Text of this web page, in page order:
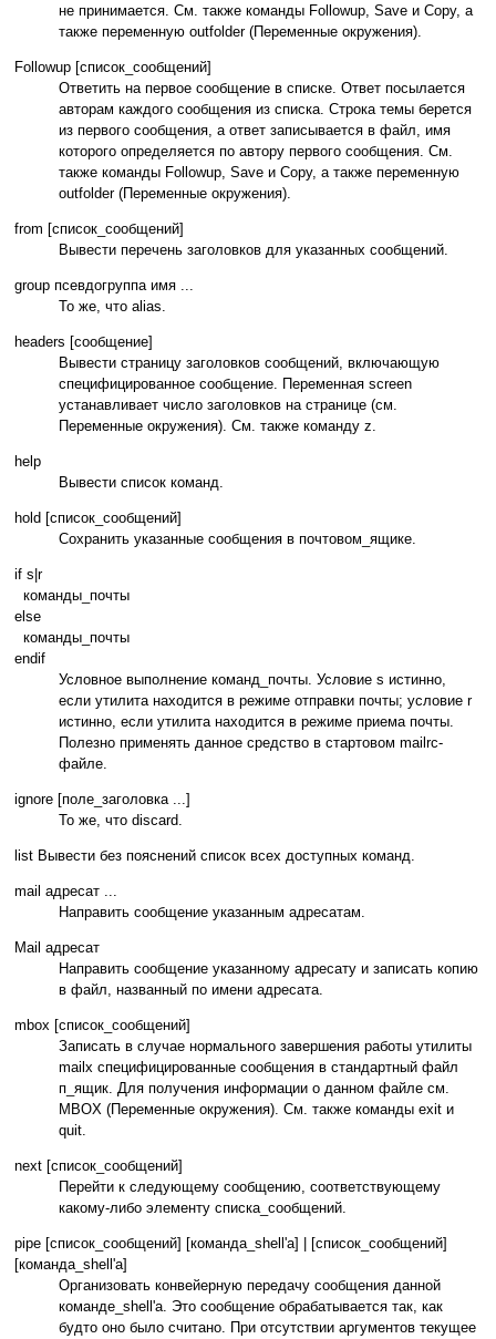
не принимается. См. также команды Followup, Save и Copy, а
также переменную outfolder (Переменные окружения).
Followup [список_сообщений]
Ответить на первое сообщение в списке. Ответ посылается
авторам каждого сообщения из списка. Строка темы берется
из первого сообщения, а ответ записывается в файл, имя
которого определяется по автору первого сообщения. См.
также команды Followup, Save и Copy, а также переменную
outfolder (Переменные окружения).
from [список_сообщений]
Вывести перечень заголовков для указанных сообщений.
group псевдогруппа имя ...
То же, что alias.
headers [сообщение]
Вывести страницу заголовков сообщений, включающую
специфицированное сообщение. Переменная screen
устанавливает число заголовков на странице (см.
Переменные окружения). См. также команду z.
help
Вывести список команд.
hold [список_сообщений]
Сохранить указанные сообщения в почтовом_ящике.
if s|r
команды_почты
else
команды_почты
endif
Условное выполнение команд_почты. Условие s истинно,
если утилита находится в режиме отправки почты; условие r
истинно, если утилита находится в режиме приема почты.
Полезно применять данное средство в стартовом mailrc-
файле.
ignore [поле_заголовка ...]
То же, что discard.
list Вывести без пояснений список всех доступных команд.
mail адресат ...
Направить сообщение указанным адресатам.
Mail адресат
Направить сообщение указанному адресату и записать копию
в файл, названный по имени адресата.
mbox [список_сообщений]
Записать в случае нормального завершения работы утилиты
mailx специфицированные сообщения в стандартный файл
п_ящик. Для получения информации о данном файле см.
MBOX (Переменные окружения). См. также команды exit и
quit.
next [список_сообщений]
Перейти к следующему сообщению, соответствующему
какому-либо элементу списка_сообщений.
pipe [список_сообщений] [команда_shell'а] | [список_сообщений]
[команда_shell'а]
Организовать конвейерную передачу сообщения данной
команде_shell'а. Это сообщение обрабатывается так, как
будто оно было считано. При отсутствии аргументов текущее